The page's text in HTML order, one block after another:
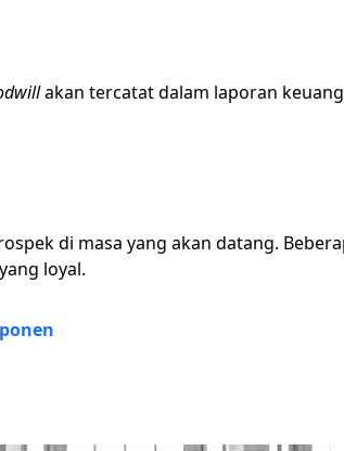
akan tercatat dalam laporan
di masa yang akan datang.
yang loyal.